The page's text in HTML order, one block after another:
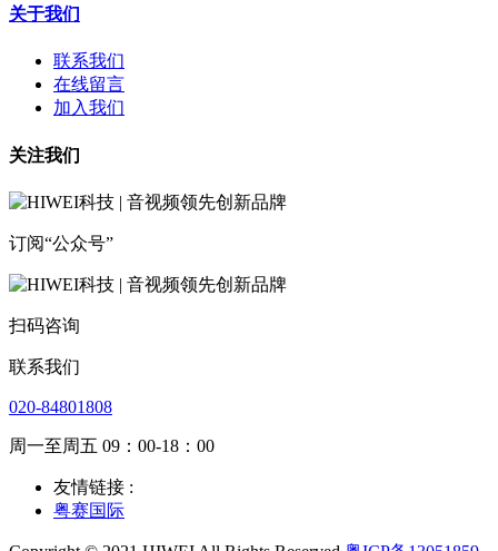
关于我们
联系我们
在线留言
加入我们
关注我们
订阅“公众号”
扫码咨询
联系我们
020-84801808
周一至周五 09：00-18：00
友情链接 :
粤赛国际